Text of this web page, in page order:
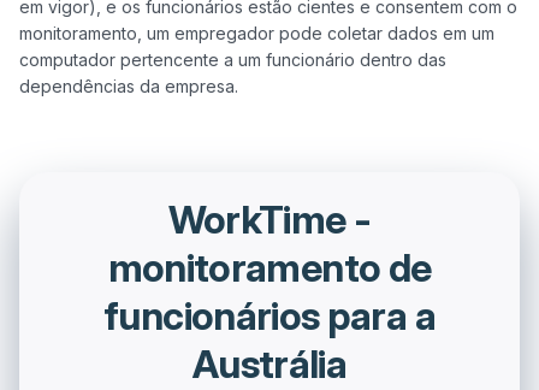
em vigor), e os funcionários estão cientes e consentem com o
monitoramento, um empregador pode coletar dados em um
computador pertencente a um funcionário dentro das
WorkTime -
monitoramento de
funcionários para a
Austrália